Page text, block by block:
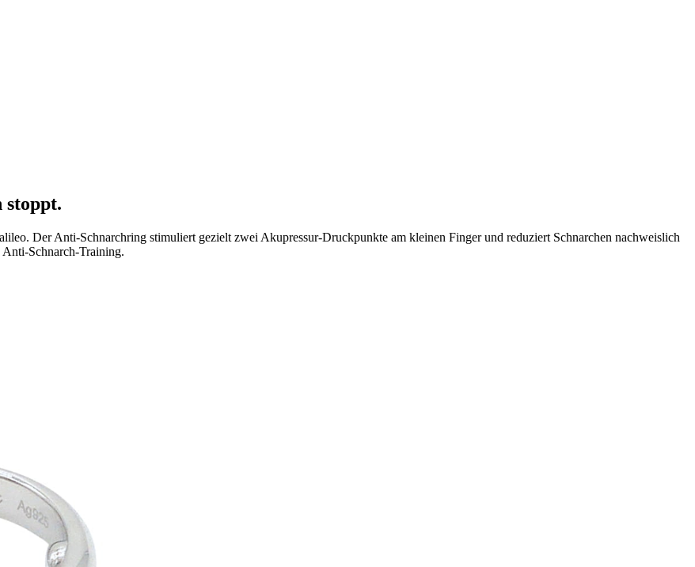
stoppt.
Der Anti-Schnarchring stimuliert gezielt zwei Akupressur-Druckpunkte am kleinen Finger und reduziert Schnarchen nachweislich
Schnarch-Training.